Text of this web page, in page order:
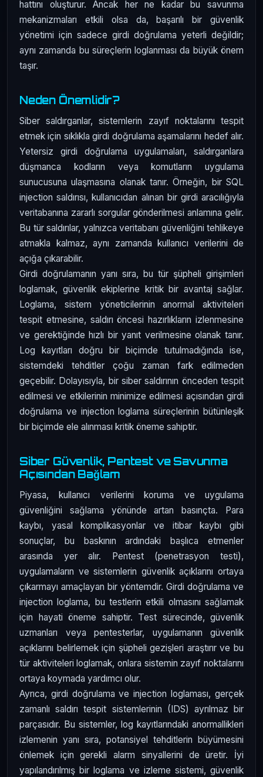
hattını oluşturur. Ancak her ne kadar bu savunma
mekanizmaları etkili olsa da, başarılı bir güvenlik
yönetimi için sadece girdi doğrulama yeterli değildir;
aynı zamanda bu süreçlerin loglanması da büyük önem
taşır.
Neden Önemlidir?
Siber saldırganlar, sistemlerin zayıf noktalarını tespit
etmek için sıklıkla girdi doğrulama aşamalarını hedef alır.
Yetersiz girdi doğrulama uygulamaları, saldırganlara
düşmanca kodların veya komutların uygulama
sunucusuna ulaşmasına olanak tanır. Örneğin, bir SQL
injection saldırısı, kullanıcıdan alınan bir girdi aracılığıyla
veritabanına zararlı sorgular gönderilmesi anlamına gelir.
Bu tür saldırılar, yalnızca veritabanı güvenliğini tehlikeye
atmakla kalmaz, aynı zamanda kullanıcı verilerini de
açığa çıkarabilir.
Girdi doğrulamanın yanı sıra, bu tür şüpheli girişimleri
loglamak, güvenlik ekiplerine kritik bir avantaj sağlar.
Loglama, sistem yöneticilerinin anormal aktiviteleri
tespit etmesine, saldırı öncesi hazırlıkların izlenmesine
ve gerektiğinde hızlı bir yanıt verilmesine olanak tanır.
Log kayıtları doğru bir biçimde tutulmadığında ise,
sistemdeki tehditler çoğu zaman fark edilmeden
geçebilir. Dolayısıyla, bir siber saldırının önceden tespit
edilmesi ve etkilerinin minimize edilmesi açısından girdi
doğrulama ve injection loglama süreçlerinin bütünleşik
bir biçimde ele alınması kritik öneme sahiptir.
Siber Güvenlik, Pentest ve Savunma
Açısından Bağlam
Piyasa, kullanıcı verilerini koruma ve uygulama
güvenliğini sağlama yönünde artan basınçta. Para
kaybı, yasal komplikasyonlar ve itibar kaybı gibi
sonuçlar, bu baskının ardındaki başlıca etmenler
arasında yer alır. Pentest (penetrasyon testi),
uygulamaların ve sistemlerin güvenlik açıklarını ortaya
çıkarmayı amaçlayan bir yöntemdir. Girdi doğrulama ve
injection loglama, bu testlerin etkili olmasını sağlamak
için hayati öneme sahiptir. Test sürecinde, güvenlik
uzmanları veya pentesterlar, uygulamanın güvenlik
açıklarını belirlemek için şüpheli gezişleri araştırır ve bu
tür aktiviteleri loglamak, onlara sistemin zayıf noktalarını
ortaya koymada yardımcı olur.
Ayrıca, girdi doğrulama ve injection loglaması, gerçek
zamanlı saldırı tespit sistemlerinin (IDS) ayrılmaz bir
parçasıdır. Bu sistemler, log kayıtlarındaki anormallikleri
izlemenin yanı sıra, potansiyel tehditlerin büyümesini
önlemek için gerekli alarm sinyallerini de üretir. İyi
yapılandırılmış bir loglama ve izleme sistemi, güvenlik